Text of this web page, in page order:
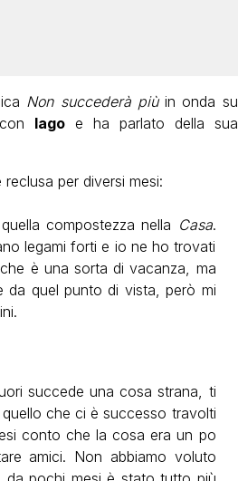
Non succederà piùin onda su
Iago e ha parlato della sua
per diversi mesi:
compostezza nella Casa.
legami forti e io ne ho trovati
è una sorta di vacanza, ma
da quel punto di vista, però mi
succede una cosa strana, ti
che ci è successo travolti
conto che la cosa era un po
amici. Non abbiamo voluto